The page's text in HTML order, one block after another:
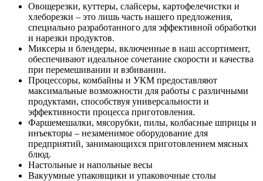
Овощерезки, куттеры, слайсеры, картофелечистки и
хлеборезки – это лишь часть нашего предложения,
специально разработанного для эффективной обработки
и нарезки продуктов.
Миксеры и блендеры, включенные в наш ассортимент,
обеспечивают идеальное сочетание скорости и качества
при перемешивании и взбивании.
Процессоры, комбайны и УКМ предоставляют
максимальные возможности для работы с различными
продуктами, способствуя универсальности и
эффективности процесса приготовления.
Фаршемешалки, мясорубки, пилы, колбасные шприцы и
инъекторы – незаменимое оборудование для
предприятий, занимающихся приготовлением мясных
блюд.
Настольные и напольные весы
Вакуумные упаковщики и упаковочные столы